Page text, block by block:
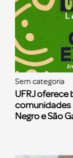
Sem categoria
UFRJ
comunidades
Negro e São